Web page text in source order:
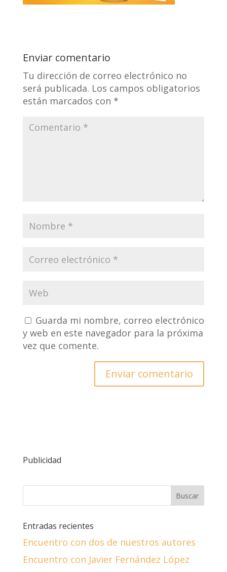
Enviar comentario
Tu dirección de correo electrónico no
será publicada. Los campos obligatorios
están marcados con *
Guarda mi nombre, correo electrónico
y web en este navegador para la próxima
vez que comente.
Publicidad
Entradas recientes
Encuentro con dos de nuestros autores
Encuentro con Javier Fernández López